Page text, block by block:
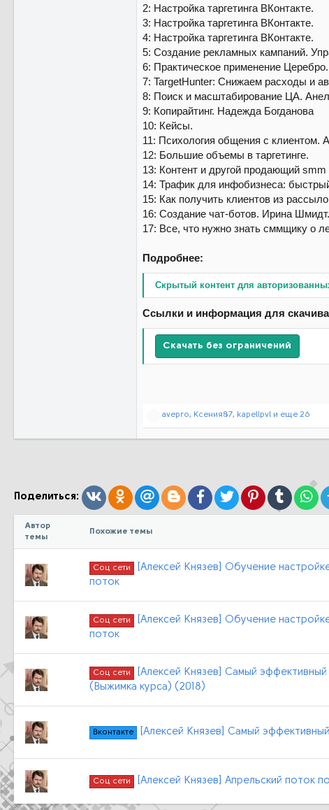
2: Настройка таргетинга ВКонтакте.
3: Настройка таргетинга ВКонтакте.
4: Настройка таргетинга ВКонтакте.
5: Создание рекламных кампаний.
6: Практическое применение
7: TargetHunter: Снижаем расходы и
8: Поиск и масштабирование ЦА.
9: Копирайтинг. Надежда Богданова
10: Кейсы.
11: Психология общения с клиентом.
12: Большие объемы в таргетинге.
13: Контент и другой продающий
14: Трафик для инфобизнеса:
15: Как получить клиентов из
16: Создание чат-ботов. Ирина Шмидт.
17: Все, что нужно знать сммщику о
Подробнее:
Скрытый контент для
Ссылки и информация для
Скачать без ограничений
Р
:
avepro, Ксения87, kapellpvl и еще 26
Поделиться: ВконтактеОдноклассники
Mail.ruBloggerFacebook
TwitterPinterestTumblr
Автор
темы
Похожие темы
Соц сети
[Алексей Князев] Обучение
поток
Соц сети
[Алексей Князев] Обучение
поток
Соц сети
[Алексей Князев] Cамый
(Выжимка курса) (2018)
Вконтакте [Алексей Князев] Cамый
Соц сети [Алексей Князев] Апрельский поток